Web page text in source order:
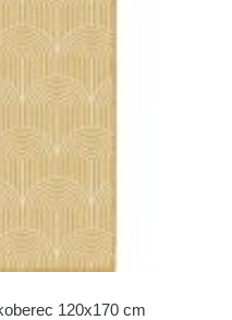
120x170 cm